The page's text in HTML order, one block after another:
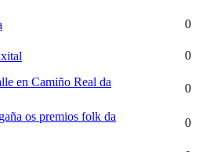
0
0
en Camiño Real da
0
os premios folk da
0